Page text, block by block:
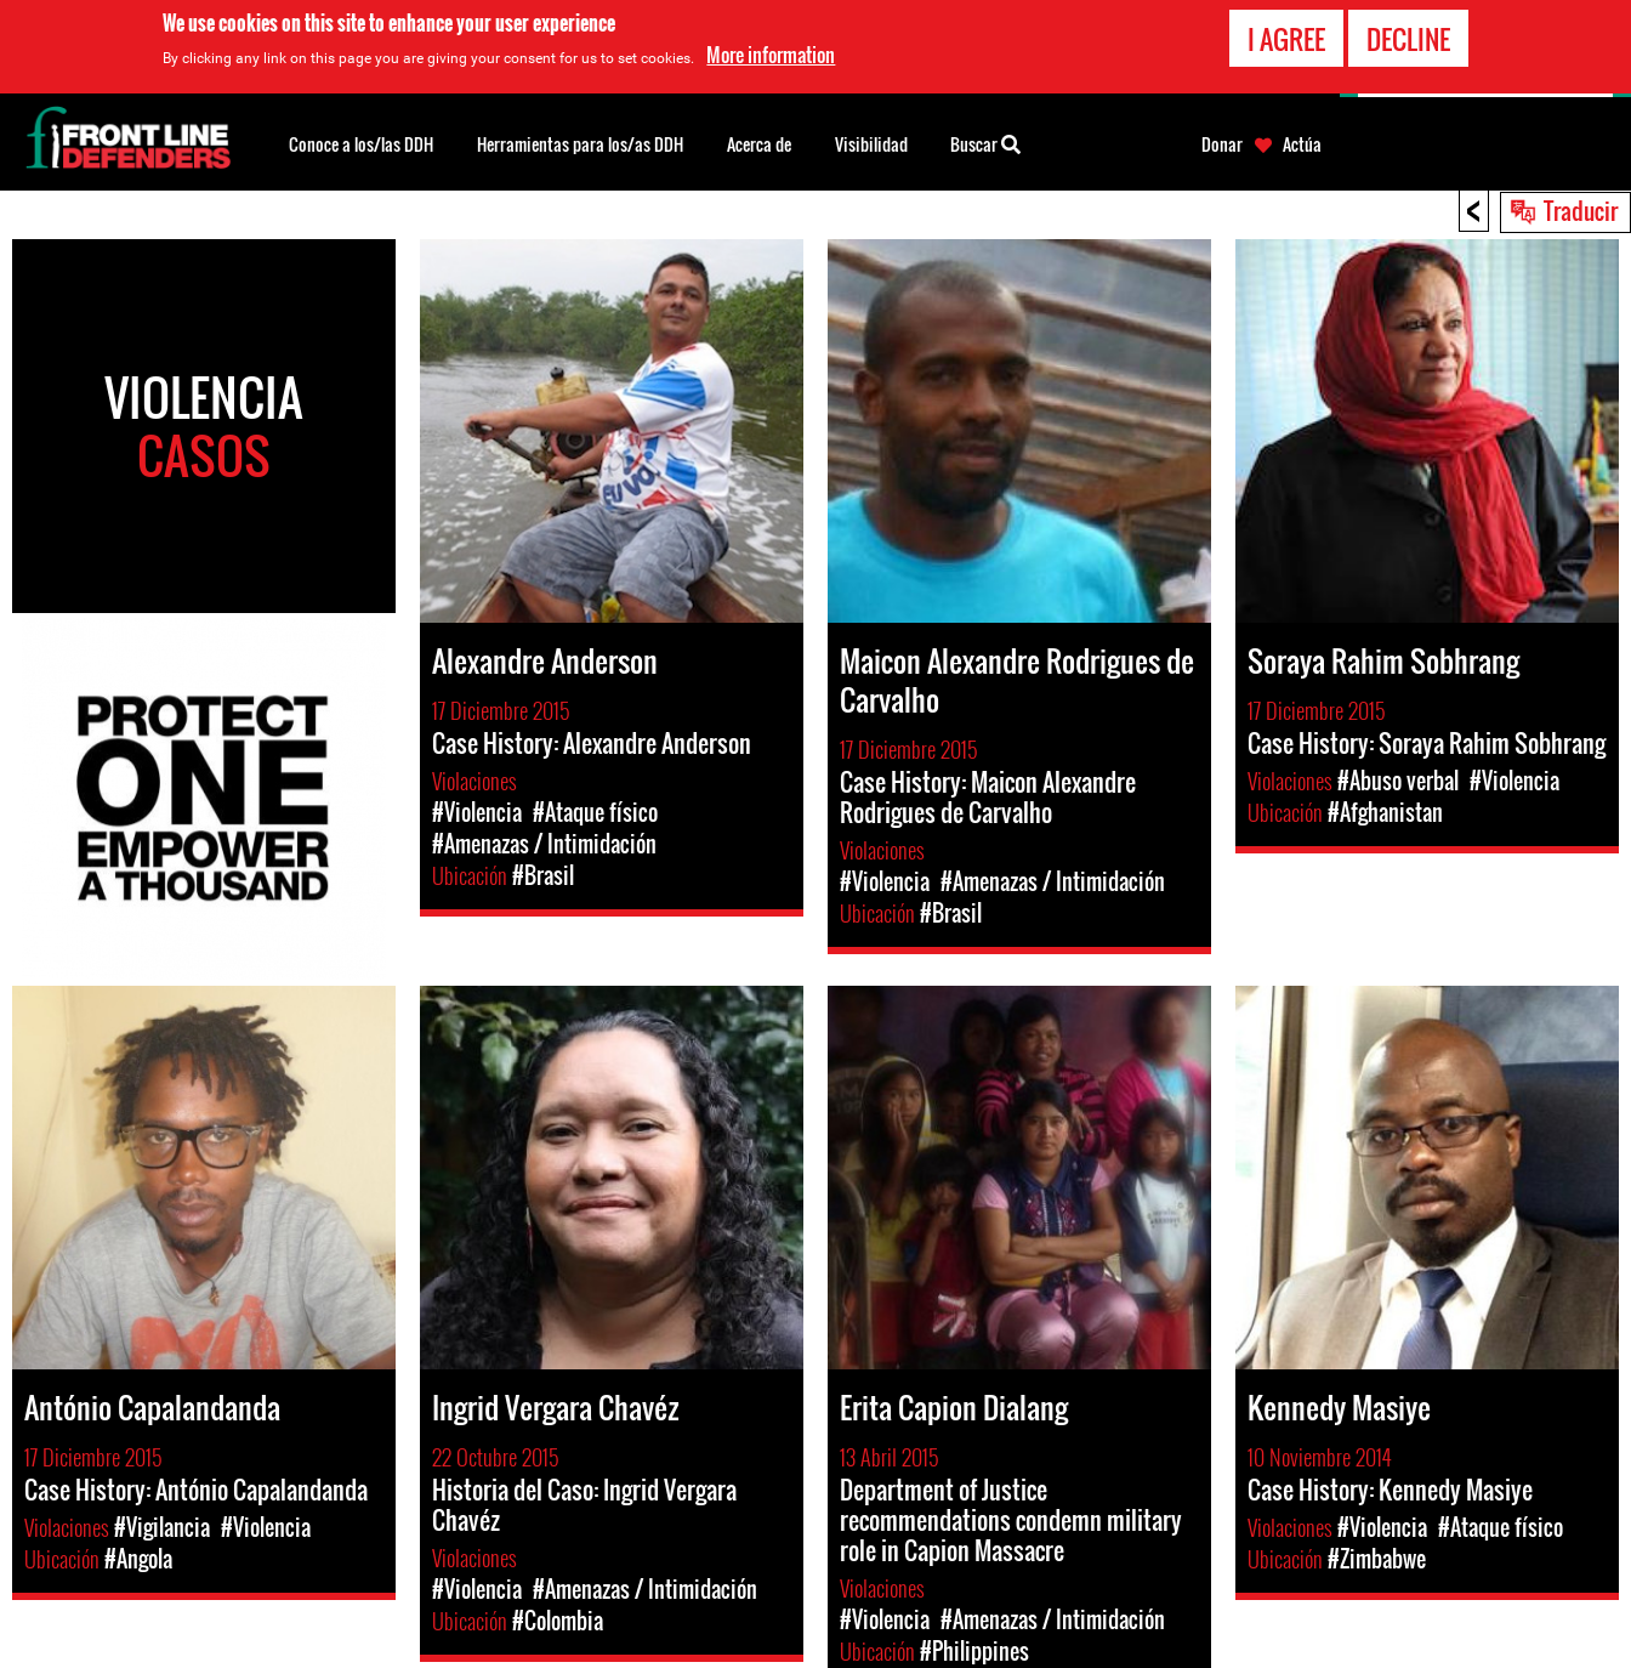
We use cookies on this site to enhance your user experience
By clicking any link on this page you are giving your consent for us to set cookies. More information I AGREE DECLINE
< Traducir
to
VIOLENCIA
CASOS
Alexandre Anderson
17 Diciembre 2015
Case History: Alexandre Anderson
Violaciones
#Violencia #Ataque físico
#Amenazas / Intimidación
Ubicación#Brasil
Maicon Alexandre Rodrigues de
Carvalho
17 Diciembre 2015
Case History: Maicon Alexandre
Rodrigues de Carvalho
Violaciones
#Violencia #Amenazas / Intimidación
Ubicación#Brasil
Soraya Rahim Sobhrang
17 Diciembre 2015
Case History: Soraya Rahim Sobhrang
Violaciones#Abuso verbal #Violencia
Ubicación#Afghanistan
António Capalandanda
17 Diciembre 2015
Case History: António Capalandanda
Violaciones#Vigilancia #Violencia
Ubicación#Angola
Ingrid Vergara Chavéz
22 Octubre 2015
Historia del Caso: Ingrid Vergara
Chavéz
Violaciones
#Violencia #Amenazas / Intimidación
Ubicación#Colombia
Erita Capion Dialang
13 Abril 2015
Department of Justice
recommendations condemn military
role in Capion Massacre
Violaciones
#Violencia #Amenazas / Intimidación
Ubicación#Philippines
Kennedy Masiye
10 Noviembre 2014
Case History: Kennedy Masiye
Violaciones#Violencia #Ataque físico
Ubicación#Zimbabwe
Back
to
top
Conoce a los/las DDH Herramientas para los/as DDH Acerca de Visibilidad Buscar Donar Actúa
EMERGENCIA